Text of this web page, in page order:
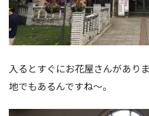
入るとすぐにお花屋さんがあり
地でもあるんですね〜。